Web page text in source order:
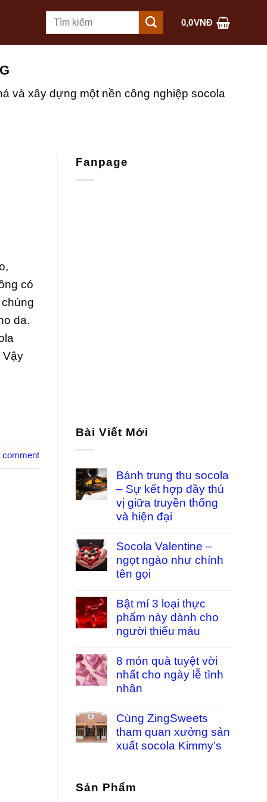
Tìm
0,0VNĐ
và xây dựng một nền công nghiệp socola
có
da.
Vậy
comment
Fanpage
Bài Viết Mới
Bánh trung thu socola
– Sự kết hợp đầy thú
vị giữa truyền thống
và hiện đại
Socola Valentine –
ngọt ngào như chính
tên gọi
Bật mí 3 loại thực
phẩm này dành cho
người thiếu máu
8 món quà tuyệt vời
nhất cho ngày lễ tình
nhân
Cùng ZingSweets
tham quan xưởng sản
xuất socola Kimmy’s
Sản Phẩm